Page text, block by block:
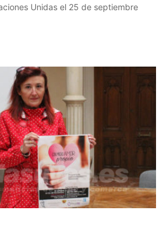
Unidas el 25 de septiembre